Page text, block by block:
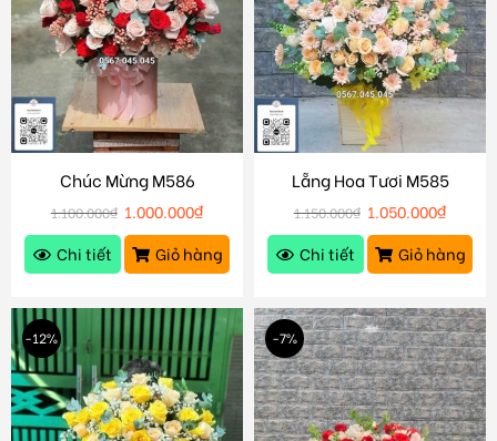
Chúc Mừng M586
1.100.000₫ 1.000.000₫
Chi tiết
Giỏ hàng
Lẵng Hoa Tươi M585
1.150.000₫ 1.050.000₫
Chi tiết
Giỏ hàng
-12% -7%